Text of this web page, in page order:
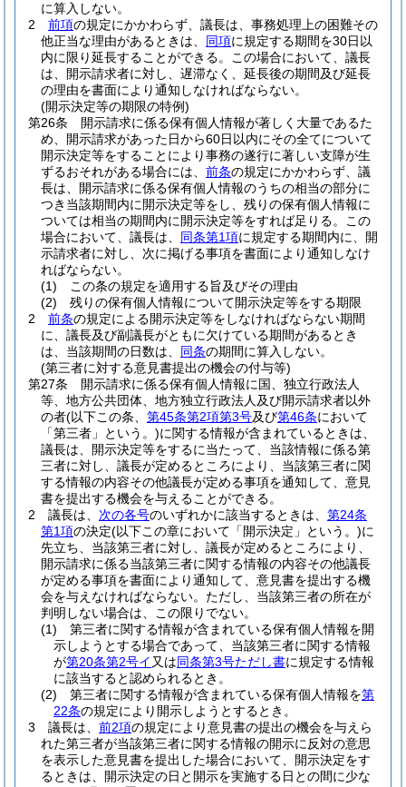
に算入しない。
2
前項の規定にかかわらず、議長は、事務処理上の困難その
他正当な理由があるときは、 同項に規定する期間を30日以
内に限り延長することができる。
この場合において、議長
は、開示請求者に対し、遅滞なく、延長後の期間及び延長
の理由を書面により通知しなければならない。
(開示決定等の期限の特例)
第26条
開示請求に係る保有個人情報が著しく大量であるた
め、開示請求があった日から60日以内にその全てについて
開示決定等をすることにより事務の遂行に著しい支障が生
ずるおそれがある場合には、 前条の規定にかかわらず、議
長は、開示請求に係る保有個人情報のうちの相当の部分に
つき当該期間内に開示決定等をし、残りの保有個人情報に
ついては相当の期間内に開示決定等をすれば足りる。
この
場合において、議長は、 同条第1項に規定する期間内に、開
示請求者に対し、次に掲げる事項を書面により通知しなけ
ればならない。
(1)
この条の規定を適用する旨及びその理由
(2)
残りの保有個人情報について開示決定等をする期限
2
前条の規定による開示決定等をしなければならない期間
に、議長及び副議長がともに欠けている期間があるとき
は、当該期間の日数は、 同条の期間に算入しない。
(第三者に対する意見書提出の機会の付与等)
第27条
開示請求に係る保有個人情報に国、独立行政法人
等、地方公共団体、地方独立行政法人及び開示請求者以外
の者(以下この条、 第45条第2項第3号及び第46条において
「第三者」という。)に関する情報が含まれているときは、
議長は、開示決定等をするに当たって、当該情報に係る第
三者に対し、議長が定めるところにより、当該第三者に関
する情報の内容その他議長が定める事項を通知して、意見
書を提出する機会を与えることができる。
2
議長は、 次の各号のいずれかに該当するときは、 第24条
第1項の決定(以下この章において「開示決定」という。)に
先立ち、当該第三者に対し、議長が定めるところにより、
開示請求に係る当該第三者に関する情報の内容その他議長
が定める事項を書面により通知して、意見書を提出する機
会を与えなければならない。 ただし、当該第三者の所在が
判明しない場合は、この限りでない。
(1)
第三者に関する情報が含まれている保有個人情報を開
示しようとする場合であって、当該第三者に関する情報
が第20条第2号イ 又は同条第3号ただし書に規定する情報
に該当すると認められるとき。
(2)
第三者に関する情報が含まれている保有個人情報を第
22条の規定により開示しようとするとき。
3
議長は、 前2項の規定により意見書の提出の機会を与えら
れた第三者が当該第三者に関する情報の開示に反対の意思
を表示した意見書を提出した場合において、開示決定をす
るときは、開示決定の日と開示を実施する日との間に少な